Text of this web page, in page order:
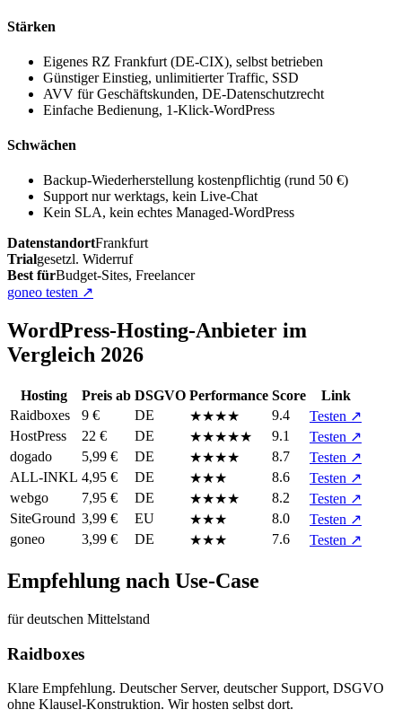
Stärken
Eigenes RZ Frankfurt (DE-CIX), selbst betrieben
Günstiger Einstieg, unlimitierter Traffic, SSD
AVV für Geschäftskunden, DE-Datenschutzrecht
Einfache Bedienung, 1-Klick-WordPress
Schwächen
Backup-Wiederherstellung kostenpflichtig (rund 50 €)
Support nur werktags, kein Live-Chat
Kein SLA, kein echtes Managed-WordPress
DatenstandortFrankfurt
Trialgesetzl. Widerruf
Best fürBudget-Sites, Freelancer
goneo testen ↗
WordPress-Hosting-Anbieter im
Vergleich 2026
Hosting Preis ab DSGVO Performance Score
Link
Raidboxes
9 € DE ★★★★ 9.4
Testen ↗
HostPress
22 € DE ★★★★★ 9.1
Testen ↗
dogado
5,99 € DE ★★★★ 8.7
Testen ↗
ALL-INKL 4,95 € DE ★★★ 8.6
Testen ↗
webgo
7,95 € DE ★★★★ 8.2
Testen ↗
SiteGround 3,99 € EU ★★★ 8.0
Testen ↗
goneo
3,99 € DE ★★★ 7.6 Testen ↗
Empfehlung nach Use-Case
für deutschen Mittelstand
Raidboxes
Klare Empfehlung. Deutscher Server, deutscher Support, DSGVO
ohne Klausel-Konstruktion. Wir hosten selbst dort.